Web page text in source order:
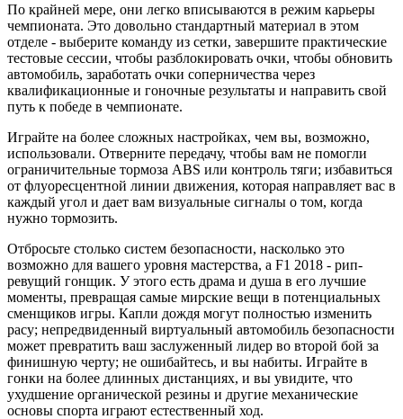
По крайней мере, они легко вписываются в режим карьеры
чемпионата. Это довольно стандартный материал в этом
отделе - выберите команду из сетки, завершите практические
тестовые сессии, чтобы разблокировать очки, чтобы обновить
автомобиль, заработать очки соперничества через
квалификационные и гоночные результаты и направить свой
путь к победе в чемпионате.
Играйте на более сложных настройках, чем вы, возможно,
использовали. Отверните передачу, чтобы вам не помогли
ограничительные тормоза ABS или контроль тяги; избавиться
от флуоресцентной линии движения, которая направляет вас в
каждый угол и дает вам визуальные сигналы о том, когда
нужно тормозить.
Отбросьте столько систем безопасности, насколько это
возможно для вашего уровня мастерства, а F1 2018 - рип-
ревущий гонщик. У этого есть драма и душа в его лучшие
моменты, превращая самые мирские вещи в потенциальных
сменщиков игры. Капли дождя могут полностью изменить
расу; непредвиденный виртуальный автомобиль безопасности
может превратить ваш заслуженный лидер во второй бой за
финишную черту; не ошибайтесь, и вы набиты. Играйте в
гонки на более длинных дистанциях, и вы увидите, что
ухудшение органической резины и другие механические
основы спорта играют естественный ход.